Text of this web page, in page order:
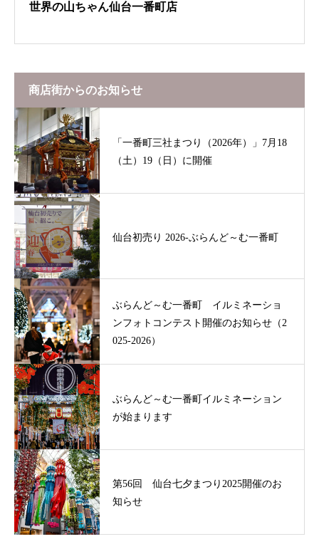
世界の山ちゃん仙台一番町店
商店街からのお知らせ
「一番町三社まつり（2026年）」7月18
（土）19（日）に開催
仙台初売り 2026-ぶらんど～む一番町
ぶらんど～む一番町 イルミネーショ
ンフォトコンテスト開催のお知らせ（2
025-2026）
ぶらんど～む一番町イルミネーション
が始まります
第56回 仙台七夕まつり2025開催のお
知らせ